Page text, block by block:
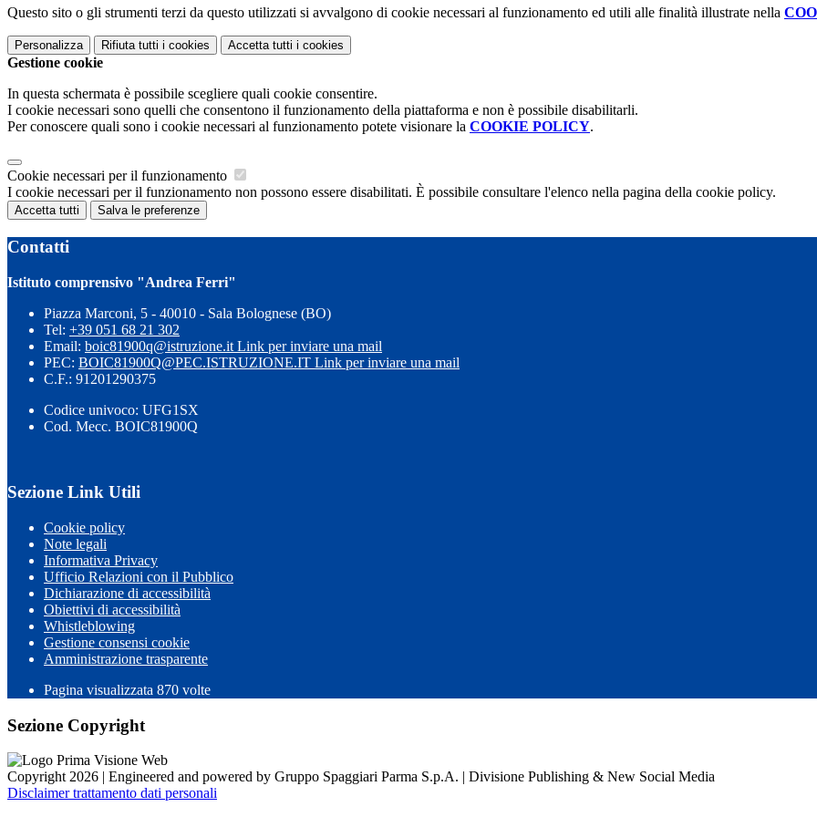
Questo sito o gli strumenti terzi da questo utilizzati si avvalgono di cookie necessari al funzionamento ed utili alle finalità illustrate nella
Personalizza Rifiuta tutti i cookies Accetta tutti i cookies
Gestione cookie
In questa schermata è possibile scegliere quali cookie consentire.
I cookie necessari sono quelli che consentono il funzionamento della piattaforma e non è possibile disabilitarli.
Per conoscere quali sono i cookie necessari al funzionamento potete visionare la COOKIE POLICY.
Cookie necessari per il funzionamento
I cookie necessari per il funzionamento non possono essere disabilitati. È possibile consultare l'elenco nella pagina della cookie policy.
Accetta tutti Salva le preferenze
Contatti
Istituto comprensivo "Andrea Ferri"
Piazza Marconi, 5 - 40010 - Sala Bolognese (BO)
Tel: +39 051 68 21 302
Email: boic81900q@istruzione.it Link per inviare una mail
PEC: BOIC81900Q@PEC.ISTRUZIONE.IT Link per inviare una mail
C.F.: 91201290375
Codice univoco: UFG1SX
Cod. Mecc. BOIC81900Q
Sezione Link Utili
Cookie policy
Note legali
Informativa Privacy
Ufficio Relazioni con il Pubblico
Dichiarazione di accessibilità
Obiettivi di accessibilità
Whistleblowing
Gestione consensi cookie
Amministrazione trasparente
Pagina visualizzata 870 volte
Sezione Copyright
Copyright 2026 | Engineered and powered by Gruppo Spaggiari Parma S.p.A. | Divisione Publishing & New Social Media
Disclaimer trattamento dati personali